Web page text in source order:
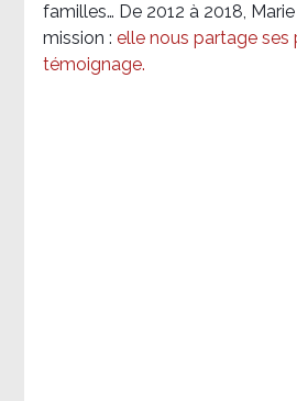
familles… De 2012 à 2018,
mission : elle nous partage ses
témoignage.